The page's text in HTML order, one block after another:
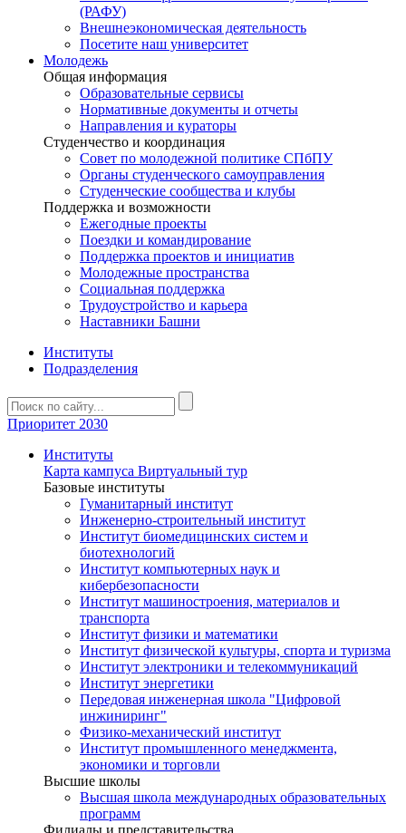
(РАФУ)
Внешнеэкономическая деятельность
Посетите наш университет
Молодежь
Общая информация
Образовательные сервисы
Нормативные документы и отчеты
Направления и кураторы
Студенчество и координация
Совет по молодежной политике СПбПУ
Органы студенческого самоуправления
Студенческие сообщества и клубы
Поддержка и возможности
Ежегодные проекты
Поездки и командирование
Поддержка проектов и инициатив
Молодежные пространства
Социальная поддержка
Трудоустройство и карьера
Наставники Башни
Институты
Подразделения
Приоритет 2030
Институты
Карта кампуса Виртуальный тур
Базовые институты
Гуманитарный институт
Инженерно-строительный институт
Институт биомедицинских систем и
биотехнологий
Институт компьютерных наук и
кибербезопасности
Институт машиностроения, материалов и
транспорта
Институт физики и математики
Институт физической культуры, спорта и туризма
Институт электроники и телекоммуникаций
Институт энергетики
Передовая инженерная школа "Цифровой
инжиниринг"
Физико-механический институт
Институт промышленного менеджмента,
экономики и торговли
Высшие школы
Высшая школа международных образовательных
программ
Филиалы и представительства